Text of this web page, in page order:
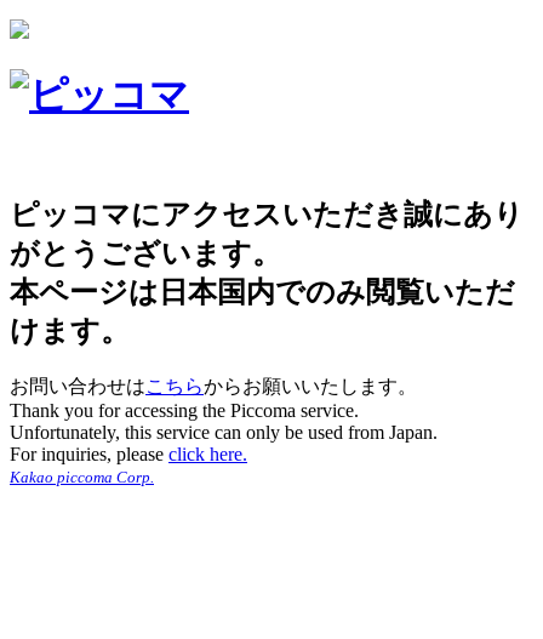
ピッコマにアクセスいただき誠にあり
がとうございます。
本ページは日本国内でのみ閲覧いただ
けます。
お問い合わせはこちらからお願いいたします。
Thank you for accessing the Piccoma service.
Unfortunately, this service can only be used from Japan.
For inquiries, please click here.
Kakao piccoma Corp.